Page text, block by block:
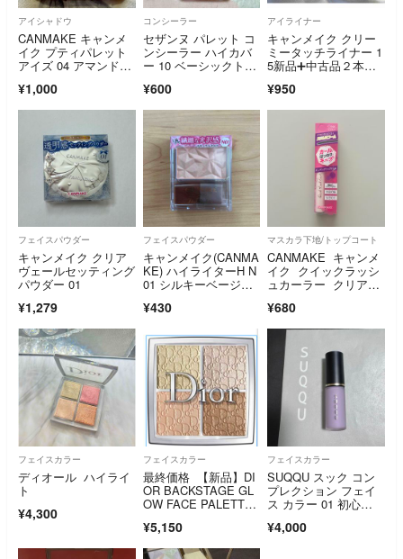
アイシャドウ
CANMAKE キャンメ
イク プティパレット
アイズ 04 アマンドブ
¥1,000
コンシーラー
セザンヌ パレット コ
ンシーラー ハイカバ
ー 10 ベーシックトー
¥600
アイライナー
キャンメイク クリー
ミータッチライナー 1
5新品➕中古品２本セ
¥950
フェイスパウダー
キャンメイク クリア
ヴェールセッティング
パウダー 01
¥1,279
フェイスパウダー
キャンメイク(CANMA
KE) ハイライターH N
01 シルキーベージュ
¥430
マスカラ下地/トップコート
CANMAKE キャンメ
イク クイックラッシ
ュカーラー クリアタ
¥680
フェイスカラー
ディオール ハイライ
ト
¥4,300
フェイスカラー
最終価格 【新品】DI
OR BACKSTAGE GL
OW FACE PALETT
¥5,150
フェイスカラー
SUQQU スック コン
プレクション フェイ
ス カラー 01 初心
¥4,000